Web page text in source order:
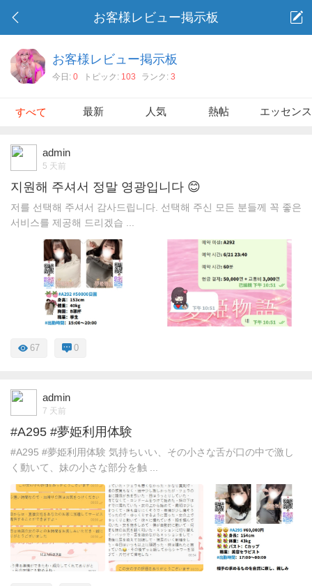
お客様レビュー掲示板
お客様レビュー掲示板
今日: 0 トピック: 103 ランク: 3
すべて 最新 人気 熱帖 エッセンス
admin
5 天前
지원해 주셔서 정말 영광입니다 😊
저를 선택해 주셔서 감사드립니다. 선택해 주신 모든 분들께 꼭 좋은
서비스를 제공해 드리겠습 ...
67 0
admin
7 天前
#A295 #夢姫利用体験
#A295 #夢姫利用体験 気持ちいい、その小さな舌が口の中で激し
く動いて、妹の小さな部分を触 ...